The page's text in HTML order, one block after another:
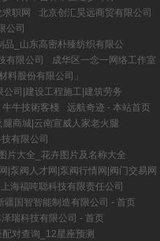
职网
北京创汇昊远商贸有限公司
公司
_山东高密朴臻纺织有限公
有限公司
成华区一念一网络工作室
料股份有限公司」
司|建设工程施工|建筑劳务
牛牛技術客棧
远航奇迹 - 本站首页
商城|云南宣威人家老火腿
有限公司
片大全_花卉图片及名称大全
|泵阀人才网|泵阀行情网|阀门交易网
上海福吨聪科技有限责任公司
疆国智智能制造有限公司 - 首页
瑞科技有限公司 - 首页
对查询_12星座预测